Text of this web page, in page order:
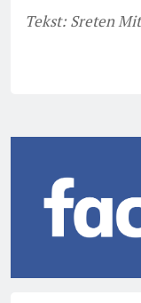
Tekst: Sreten